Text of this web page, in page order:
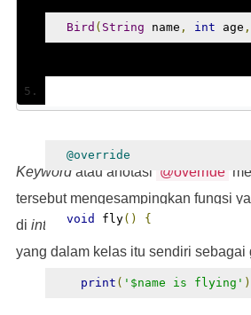
Bird ( String name , int age ,
@override
void fly() {
print ( '$name is flying'
Keywordatau anotasi @override
tersebut mengesampingkan fungsi
di interfaceatau kelas induknya, lalu
yang dalam kelas itu sendiri sebagai